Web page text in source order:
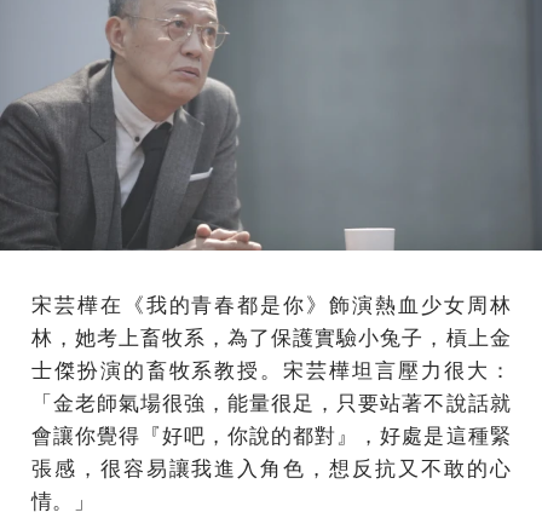
宋芸樺在《我的青春都是你》飾演熱血少女周林
林，她考上畜牧系，為了保護實驗小兔子，槓上金
士傑扮演的畜牧系教授。宋芸樺坦言壓力很大：
「金老師氣場很強，能量很足，只要站著不說話就
會讓你覺得『好吧，你說的都對』，好處是這種緊
張感，很容易讓我進入角色，想反抗又不敢的心
情。」